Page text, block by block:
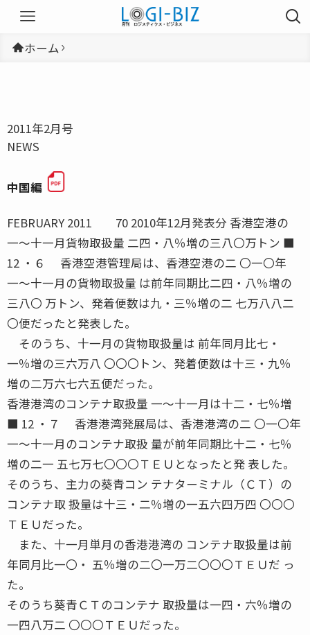
ホーム
2011年2月号
NEWS
中国編
FEBRUARY 2011 70 2010年12月発表分 香港空港の
一〜十一月貨物取扱量 二四・八％増の三八〇万トン ■
12 ・６ 香港空港管理局は、香港空港の二 〇一〇年
一〜十一月の貨物取扱量 は前年同期比二四・八％増の
三八〇 万トン、発着便数は九・三％増の二 七万八八二
〇便だったと発表した。
そのうち、十一月の貨物取扱量は 前年同月比七・
一％増の三六万八 〇〇〇トン、発着便数は十三・九％
増の二万六七六五便だった。
香港港湾のコンテナ取扱量 一〜十一月は十二・七％増
■ 12 ・７ 香港港湾発展局は、香港港湾の二 〇一〇年
一〜十一月のコンテナ取扱 量が前年同期比十二・七％
増の二一 五七万七〇〇〇ＴＥＵとなったと発 表した。
そのうち、主力の葵青コン テナターミナル（ＣＴ）の
コンテナ取 扱量は十三・二％増の一五六四万四 〇〇〇
ＴＥＵだった。
また、十一月単月の香港港湾の コンテナ取扱量は前
年同月比一〇・ 五％増の二〇一万二〇〇〇ＴＥＵだ っ
た。
そのうち葵青ＣＴのコンテナ 取扱量は一四・六％増の
一四八万二 〇〇〇ＴＥＵだった。